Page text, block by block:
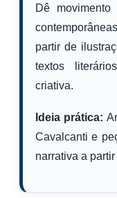
Dê
partir de
textos
criativa.
Ideia prática:
Cavalcanti e
narrativa a